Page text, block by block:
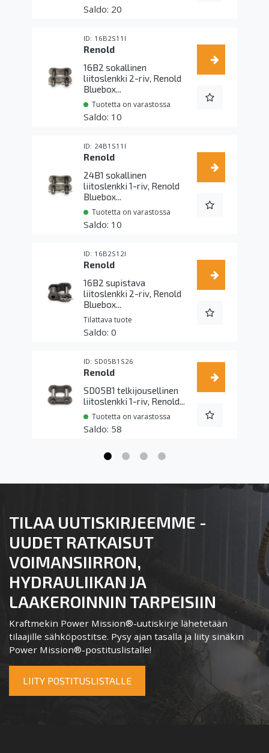
20
16B2S11I
Renold
16B2 sokallinen
liitoslenkki 2-riv, Renold
Bluebox...
Tuotetta on varastossa
10
24B1S11I
Renold
24B1 sokallinen
liitoslenkki 1-riv, Renold
Bluebox...
Tuotetta on varastossa
10
16B2S12I
Renold
16B2 supistava
liitoslenkki 2-riv, Renold
Bluebox...
Tilattava tuote
0
SD05B1S26
Renold
SD05B1 telkijousellinen
liitoslenkki 1-riv, Renold...
Tuotetta on varastossa
58
TILAA UUTISKIRJEEMME -
UUDET RATKAISUT
VOIMANSIIRRON,
HYDRAULIIKAN JA
LAAKEROINNIN TARPEISIIN
Kraftmekin Power Mission®-uutiskirje lähetetään
tilaajille sähköpostitse. Pysy ajan tasalla ja liity sinäkin
Power Mission®-postituslistalle!
LIITY POSTITUSLISTALLE